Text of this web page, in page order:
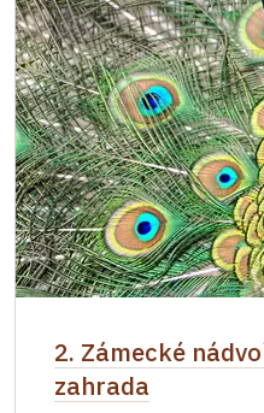
2. Zámecké
zahrada